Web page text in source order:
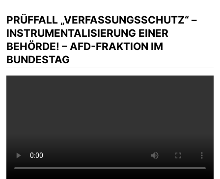
PRÜFFALL „VERFASSUNGSSCHUTZ“ –
INSTRUMENTALISIERUNG EINER
BEHÖRDE! – AFD-FRAKTION IM
BUNDESTAG